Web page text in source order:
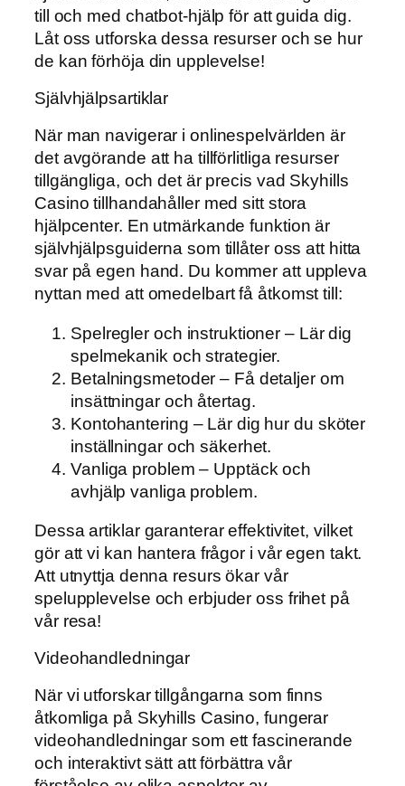
till och med chatbot-hjälp för att guida dig.
Låt oss utforska dessa resurser och se hur
de kan förhöja din upplevelse!
Självhjälpsartiklar
När man navigerar i onlinespelvärlden är
det avgörande att ha tillförlitliga resurser
tillgängliga, och det är precis vad Skyhills
Casino tillhandahåller med sitt stora
hjälpcenter. En utmärkande funktion är
självhjälpsguiderna som tillåter oss att hitta
svar på egen hand. Du kommer att uppleva
nyttan med att omedelbart få åtkomst till:
Spelregler och instruktioner – Lär dig
spelmekanik och strategier.
Betalningsmetoder – Få detaljer om
insättningar och återtag.
Kontohantering – Lär dig hur du sköter
inställningar och säkerhet.
Vanliga problem – Upptäck och
avhjälp vanliga problem.
Dessa artiklar garanterar effektivitet, vilket
gör att vi kan hantera frågor i vår egen takt.
Att utnyttja denna resurs ökar vår
spelupplevelse och erbjuder oss frihet på
vår resa!
Videohandledningar
När vi utforskar tillgångarna som finns
åtkomliga på Skyhills Casino, fungerar
videohandledningar som ett fascinerande
och interaktivt sätt att förbättra vår